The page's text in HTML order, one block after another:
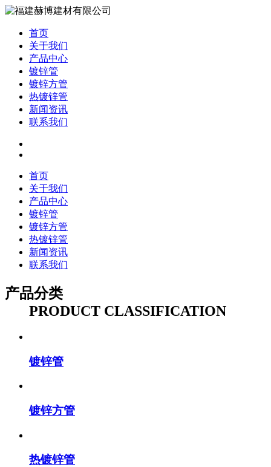
首页
关于我们
产品中心
镀锌管
镀锌方管
热镀锌管
新闻资讯
联系我们
首页
关于我们
产品中心
镀锌管
镀锌方管
热镀锌管
新闻资讯
联系我们
产品分类
PRODUCT CLASSIFICATION
镀锌管
镀锌方管
热镀锌管